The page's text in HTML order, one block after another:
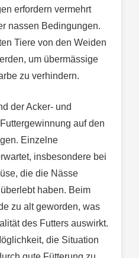
erfordern vermehrt
nassen Bedingungen.
Tiere von den Weiden
um übermässige
zu verhindern.
der Acker- und
auf den
Einzelne
insbesondere bei
die die Nässe
haben. Beim
zu alt geworden, was
des Futters auswirkt.
die Situation